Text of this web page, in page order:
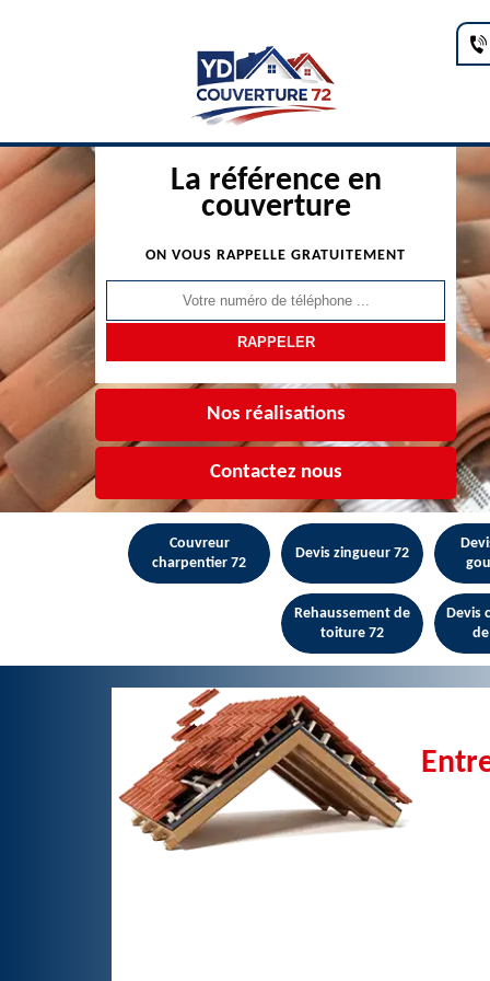
La référence en
couverture
ON VOUS RAPPELLE GRATUITEMENT
Nos réalisations
Contactez nous
Couvreur
charpentier 72
Devis zingueur 72
Rehaussement de
toiture 72
Devis